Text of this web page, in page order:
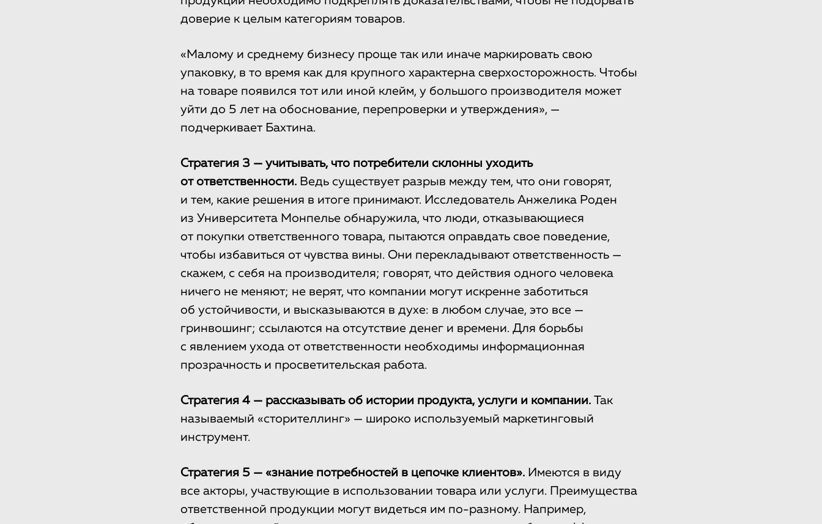
доверие к целым категориям товаров.
«Малому и среднему бизнесу проще так или иначе маркировать свою
упаковку, в то время как для крупного характерна сверхосторожность. Чтобы
на товаре появился тот или иной клейм, у большого производителя может
уйти до 5 лет на обоснование, перепроверки и утверждения», —
подчеркивает Бахтина.
Стратегия 3 — учитывать, что потребители склонны уходить
от ответственности.Ведь существует разрыв между тем, что они говорят,
и тем, какие решения в итоге принимают. Исследователь Анжелика Роден
из Университета Монпелье обнаружила, что люди, отказывающиеся
от покупки ответственного товара, пытаются оправдать свое поведение,
чтобы избавиться от чувства вины. Они перекладывают ответственность —
скажем, с себя на производителя; говорят, что действия одного человека
ничего не меняют; не верят, что компании могут искренне заботиться
об устойчивости, и высказываются в духе: в любом случае, это все —
гринвошинг; ссылаются на отсутствие денег и времени. Для борьбы
с явлением ухода от ответственности необходимы информационная
прозрачность и просветительская работа.
Стратегия 4 — рассказывать об истории продукта, услуги и компании.Так
называемый «сторителлинг» — широко используемый маркетинговый
инструмент.
Стратегия 5 — «знание потребностей в цепочке клиентов».Имеются в виду
все акторы, участвующие в использовании товара или услуги. Преимущества
ответственной продукции могут видеться им по-разному. Например,